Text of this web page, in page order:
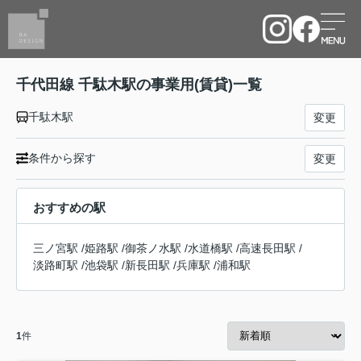
千代田線 千駄木駅の事業用(賃貸)一覧
千駄木駅 変更
条件から探す 変更
おすすめの駅
三ノ宮駅 /姫路駅 /御茶ノ水駅 /水道橋駅 /高速長田駅 /
淡路町駅 /池袋駅 /新長田駅 /兵庫駅 /浦和駅
1件